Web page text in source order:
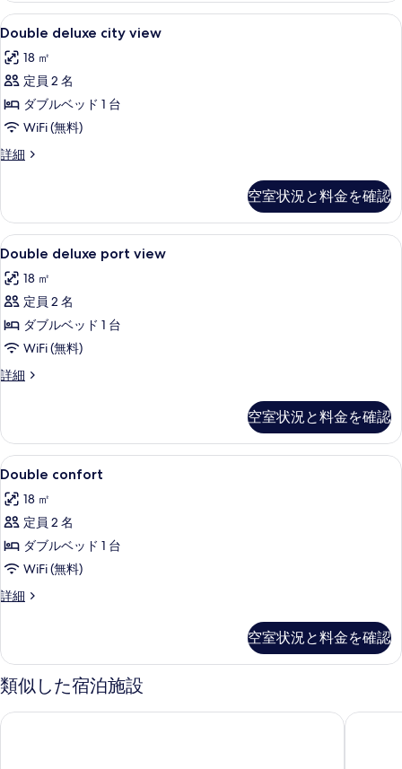
表
示
す
る
る
真
を
表
示
す
る
細
Double
deluxe
city
view
の
す
べ
写
真
を
表
示
す
高級寝具、ノートパソコン用作業ス
3
Double deluxe city view
18 ㎡
定員 2 名
ダブルベッド 1 台
WiFi (無料)
詳細
Double
の
詳
細
空室状況と料金を確認
Double
deluxe
port
view
の
す
べ
写
真
を
表
示
す
高級寝具、ノートパソコン用作業ス
3
Double deluxe port view
18 ㎡
定員 2 名
ダブルベッド 1 台
WiFi (無料)
詳細
Double
の
詳
細
空室状況と料金を確認
Double
confort
の
す
べ
て
の
を
表
示
高級寝具、ノートパソコン用作業ス
1
Double confort
18 ㎡
定員 2 名
ダブルベッド 1 台
WiFi (無料)
詳細
Double
細
空室状況と料金を確認
類似した宿泊施設
ベストウェスタン ホテル & スパ クール ドゥ カシス パメラ